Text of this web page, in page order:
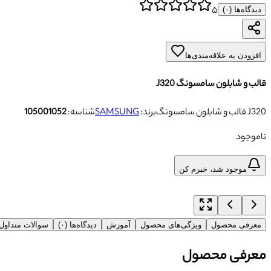
دیدگاه‌ها (۰) ۵
افزودن به علاقه‌مندی‌ها
قالب و شابلون سامسونگ J320
قالب و شابلون سامسونگ J320
برند:SAMSUNGشناسه:105001052
ناموجود
موجود شد، خبرم کن
معرفی محصول ویژگی‌های محصول آموزش دیدگاه‌ها (۰) سوالات
معرفی محصول